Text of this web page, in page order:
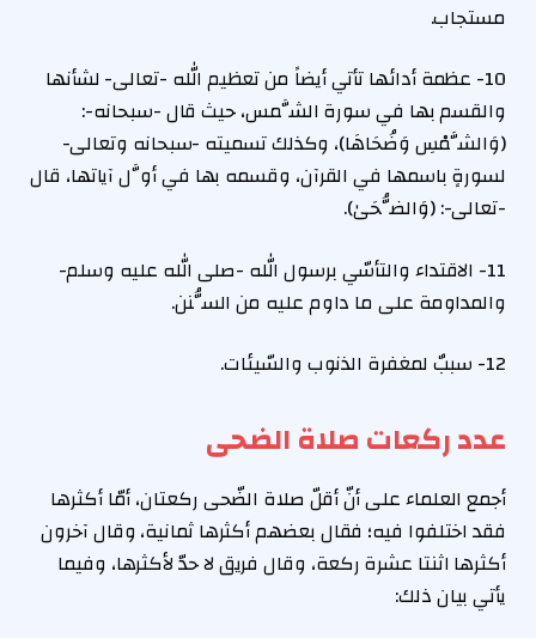
مستجاب.
10- عظمة أدائها تأتي أيضاً من تعظيم الله -تعالى- لشأنها
والقسم بها في سورة الشَّمس، حيث قال -سبحانه-:
(وَالشَّمْسِ وَضُحَاهَا)، وكذلك تسميته -سبحانه وتعالى-
لسورةٍ باسمها في القرآن، وقسمه بها في أوَّل آياتها، قال
-تعالى-: (وَالضُّحَىٰ).
11- الاقتداء والتأسّي برسول الله -صلى الله عليه وسلم-
والمداومة على ما داوم عليه من السُّنن.
12- سببٌ لمغفرة الذنوب والسّيئات.
عدد ركعات صلاة الضحى
أجمع العلماء على أنّ أقلّ صلاة الضّحى ركعتان، أمّا أكثرها
فقد اختلفوا فيه؛ فقال بعضهم أكثرها ثمانية، وقال آخرون
أكثرها اثنتا عشرة ركعة، وقال فريق لا حدّ لأكثرها، وفيما
يأتي بيان ذلك: